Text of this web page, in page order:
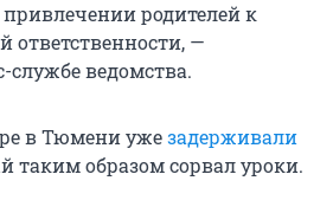
родителей к
ответственности, —
службе ведомства.
в Тюмени ужезадерживали
таким образом сорвал уроки.